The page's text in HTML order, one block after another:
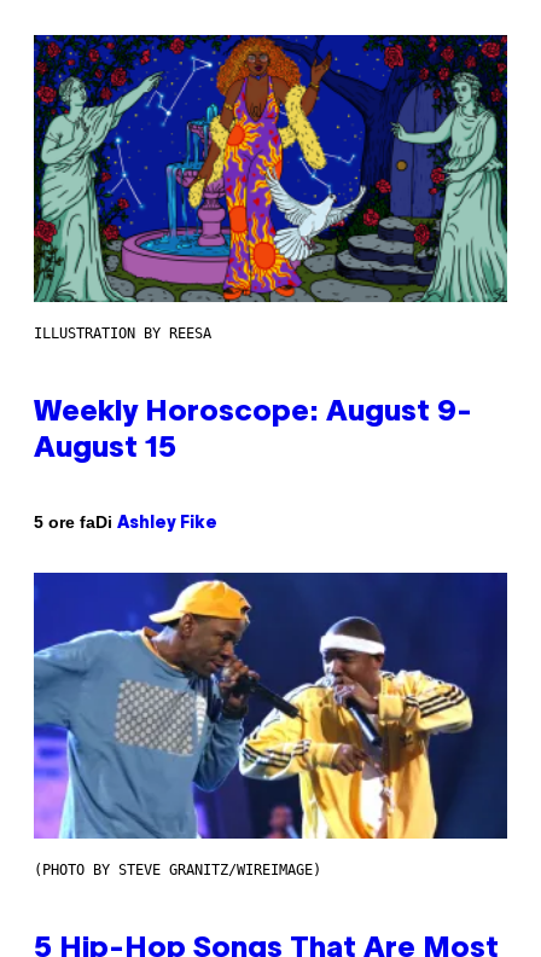
ILLUSTRATION BY REESA
Weekly Horoscope: August 9-
August 15
5 ore faDi Ashley Fike
(PHOTO BY STEVE GRANITZ/WIREIMAGE)
5 Hip-Hop Songs That Are Most